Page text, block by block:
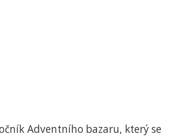
Adventního bazaru, který se